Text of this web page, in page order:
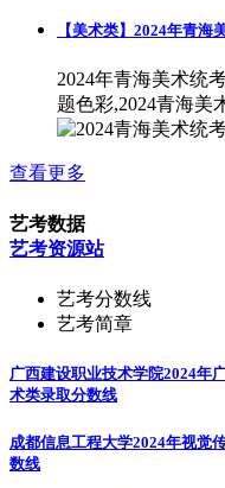
【美术类】2024年青海
2024年青海美术统
题色彩,2024青海美
查看更多
艺考数据
艺考资源站
艺考分数线
艺考简章
广西建设职业技术学院2024年
术类录取分数线
成都信息工程大学2024年视觉
数线